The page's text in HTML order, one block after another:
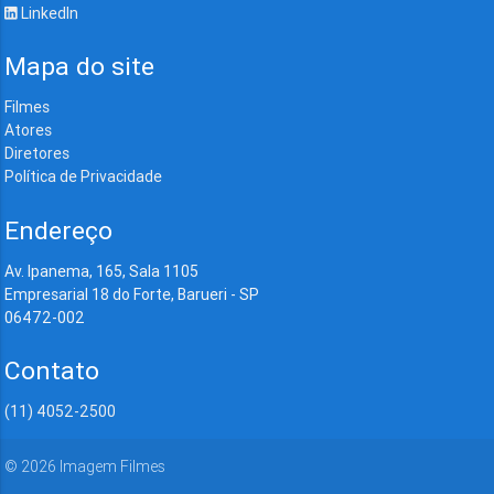
LinkedIn
Mapa do site
Filmes
Atores
Diretores
Política de Privacidade
Endereço
Av. Ipanema, 165, Sala 1105
Empresarial 18 do Forte, Barueri - SP
06472-002
Contato
(11) 4052-2500
© 2026 Imagem Filmes